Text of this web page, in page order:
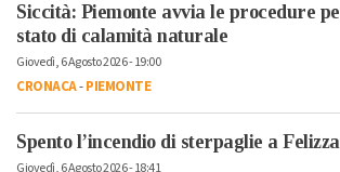
Siccità: Piemonte avvia le procedure
stato di calamità naturale
Giovedì, 6 Agosto 2026 - 19:00
CRONACA-PIEMONTE
Spento l’incendio di sterpaglie a
Giovedì, 6 Agosto 2026 - 18:41